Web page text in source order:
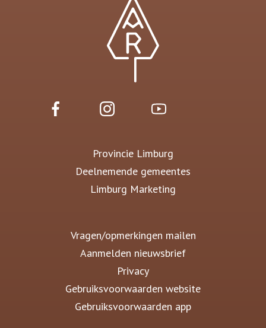
Provincie Limburg
Deelnemende gemeentes
Limburg Marketing
Vragen/opmerkingen mailen
Aanmelden nieuwsbrief
Privacy
Gebruiksvoorwaarden website
Gebruiksvoorwaarden app